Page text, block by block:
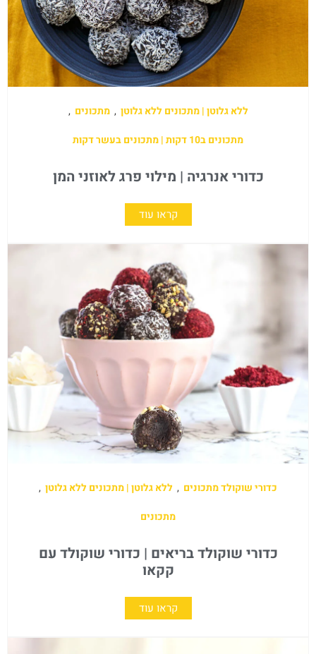
ללא גלוטן | מתכונים ללא גלוטן , מתכונים ,
מתכונים ב10 דקות | מתכונים בעשר דקות
כדורי אנרגיה | מילוי פרג לאוזני המן
קראו עוד
כדורי שוקולד מתכונים , ללא גלוטן | מתכונים ללא גלוטן ,
מתכונים
כדורי שוקולד בריאים | כדורי שוקולד עם
קקאו
קראו עוד